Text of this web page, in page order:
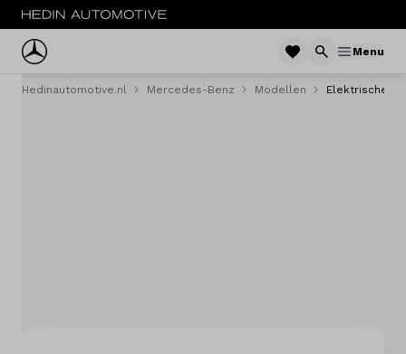
Menu
Menu
Hedinautomotive.nl Mercedes-Benz Modellen Elektrische